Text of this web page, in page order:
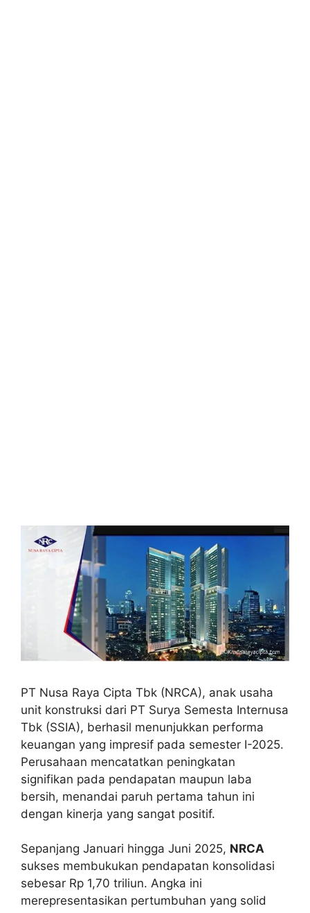
PT Nusa Raya Cipta Tbk (NRCA), anak usaha
unit konstruksi dari PT Surya Semesta Internusa
Tbk (SSIA), berhasil menunjukkan performa
keuangan yang impresif pada semester I-2025.
Perusahaan mencatatkan peningkatan
signifikan pada pendapatan maupun laba
bersih, menandai paruh pertama tahun ini
dengan kinerja yang sangat positif.
Sepanjang Januari hingga Juni 2025, NRCA
sukses membukukan pendapatan konsolidasi
sebesar Rp 1,70 triliun. Angka ini
merepresentasikan pertumbuhan yang solid